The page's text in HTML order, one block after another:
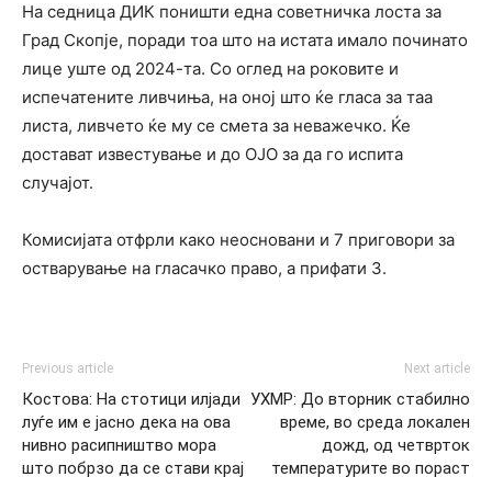
На седница ДИК поништи една советничка лоста за
Град Скопје, поради тоа што на истата имало починато
лице уште од 2024-та. Со оглед на роковите и
испечатените ливчиња, на оној што ќе гласа за таа
листа, ливчето ќе му се смета за неважечко. Ќе
достават известување и до ОЈО за да го испита
случајот.
Комисијата отфрли како неосновани и 7 приговори за
остварување на гласачко право, а прифати 3.
Previous article
Костова: На стотици илјади
луѓе им е јасно дека на ова
нивно расипништво мора
што побрзо да се стави крај
Next article
УХМР: До вторник стабилно
време, во среда локален
дожд, од четврток
температурите во пораст